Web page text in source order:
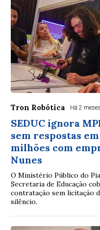
Tron Robótica Há 2 meses
SEDUC ignora
sem respostas
milhões com
Nunes
O Ministério Público do
Secretaria de Educação
contratação sem licitação
silêncio.